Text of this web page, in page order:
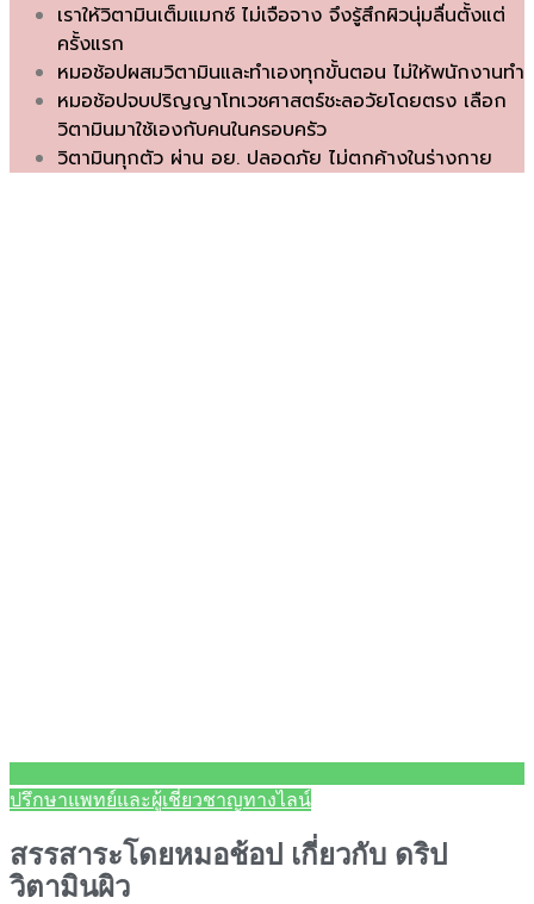
เราให้วิตามินเต็มแมกซ์ ไม่เจือจาง จึงรู้สึกผิวนุ่มลื่นตั้งแต่
ครั้งแรก
หมอช้อปผสมวิตามินและทำเองทุกขั้นตอน ไม่ให้พนักงานทำ
หมอช้อปจบปริญญาโทเวชศาสตร์ชะลอวัยโดยตรง เลือก
วิตามินมาใช้เองกับคนในครอบครัว
วิตามินทุกตัว ผ่าน อย. ปลอดภัย ไม่ตกค้างในร่างกาย
ปรึกษาแพทย์และผู้เชี่ยวชาญทางไลน์
สรรสาระโดยหมอช้อป เกี่ยวกับ ดริป
วิตามินผิว